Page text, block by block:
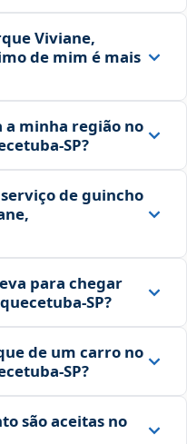
Viviane,
de mim é mais
minha região no
de guincho
para chegar
de um carro no
são aceitas no